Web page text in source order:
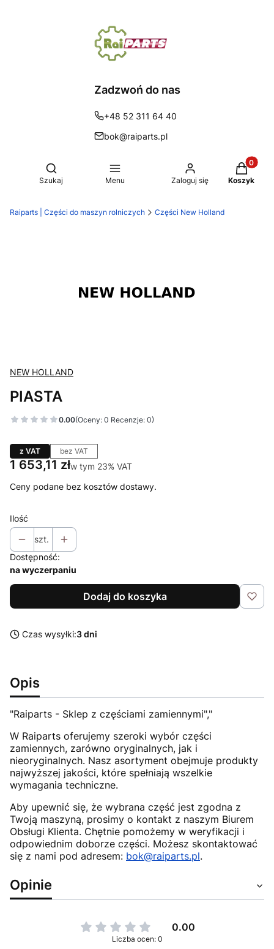
Zadzwoń do nas
+48 52 311 64 40
bok@raiparts.pl
Otwórz wyszukiwarkę
Szukaj Menu Zaloguj się Koszyk
Raiparts | Części do maszyn rolniczych Części New Holland
NEW HOLLAND
PIASTA
0.00(Oceny: 0 Recenzje: 0)
z VAT bez VAT
Cena
1 653,11 złw tym 23% VAT
w tym 23% VAT
Ceny podane bez kosztów dostawy.
Ilość
szt.
Dostępność:
na wyczerpaniu
Dodaj do koszyka
Czas wysyłki:3 dni
Opis
"Raiparts - Sklep z częściami zamiennymi","
W Raiparts oferujemy szeroki wybór części
zamiennych, zarówno oryginalnych, jak i
nieoryginalnych. Nasz asortyment obejmuje produkty
najwyższej jakości, które spełniają wszelkie
wymagania techniczne.
Aby upewnić się, że wybrana część jest zgodna z
Twoją maszyną, prosimy o kontakt z naszym Biurem
Obsługi Klienta. Chętnie pomożemy w weryfikacji i
odpowiednim doborze części. Możesz skontaktować
się z nami pod adresem: bok@raiparts.pl.
Opinie
0.00
Liczba ocen: 0